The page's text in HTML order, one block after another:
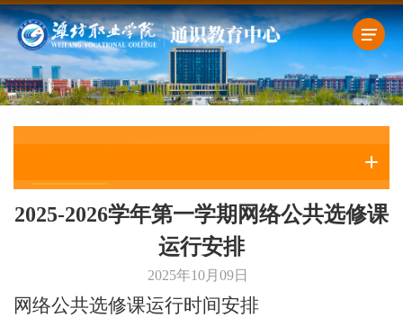
2025-2026学年第一学期网络公共选修课
运行安排
2025年10月09日
网络公共选修课运行时间安排